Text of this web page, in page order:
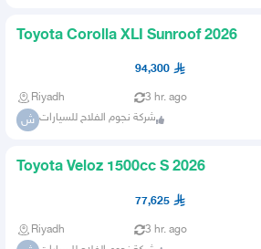
Toyota Corolla XLI Sunroof 2026
94,300
Riyadh 3 hr. ago
ش شركة نجوم الفلاح للسيارات
Toyota Veloz 1500cc S 2026
77,625
Riyadh 3 hr. ago